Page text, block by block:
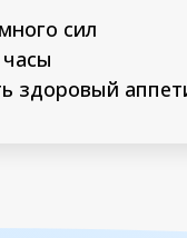
сил
здоровый